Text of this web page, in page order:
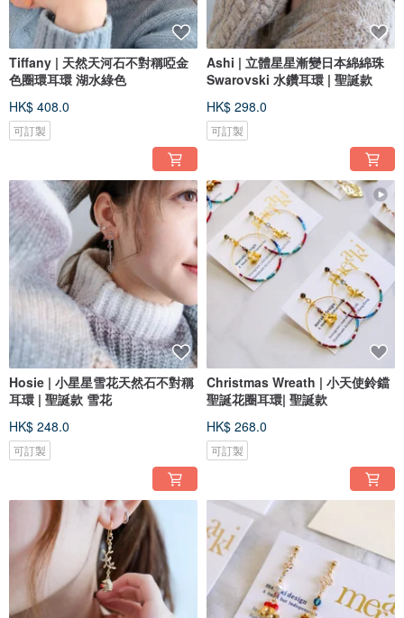
Tiffany | 天然天河石不對稱啞金
色圈環耳環 湖水綠色
HK$ 408.0
可訂製
Ashi | 立體星星漸變日本綿綿珠
Swarovski 水鑽耳環 | 聖誕款
HK$ 298.0
可訂製
Hosie | 小星星雪花天然石不對稱
耳環 | 聖誕款 雪花
HK$ 248.0
可訂製
Christmas Wreath | 小天使鈴鐺
聖誕花圈耳環| 聖誕款
HK$ 268.0
可訂製